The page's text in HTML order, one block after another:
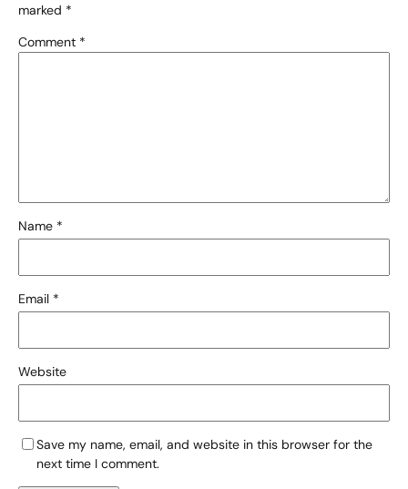
marked *
Comment *
Name *
Email *
Website
Save my name, email, and website in this browser for the
next time I comment.